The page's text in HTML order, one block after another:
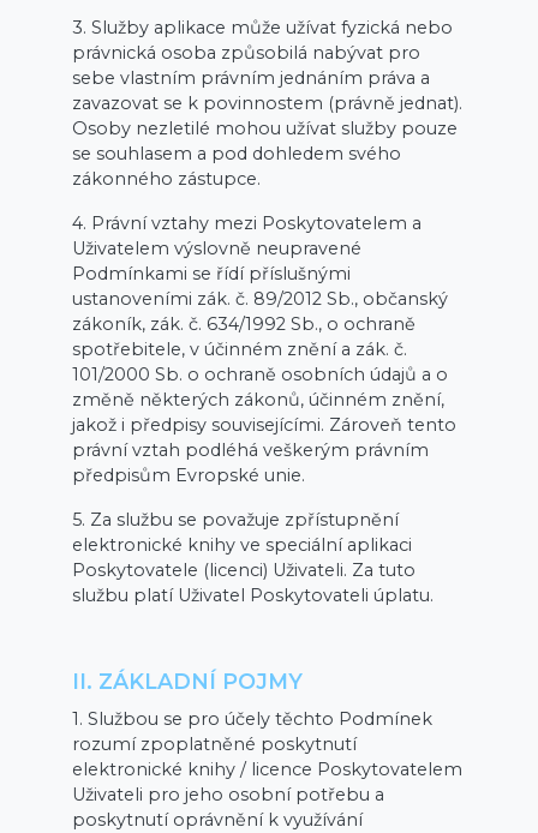
3. Služby aplikace může užívat fyzická nebo
právnická osoba způsobilá nabývat pro
sebe vlastním právním jednáním práva a
zavazovat se k povinnostem (právně jednat).
Osoby nezletilé mohou užívat služby pouze
se souhlasem a pod dohledem svého
zákonného zástupce.
4. Právní vztahy mezi Poskytovatelem a
Uživatelem výslovně neupravené
Podmínkami se řídí příslušnými
ustanoveními zák. č. 89/2012 Sb., občanský
zákoník, zák. č. 634/1992 Sb., o ochraně
spotřebitele, v účinném znění a zák. č.
101/2000 Sb. o ochraně osobních údajů a o
změně některých zákonů, účinném znění,
jakož i předpisy souvisejícími. Zároveň tento
právní vztah podléhá veškerým právním
předpisům Evropské unie.
5. Za službu se považuje zpřístupnění
elektronické knihy ve speciální aplikaci
Poskytovatele (licenci) Uživateli. Za tuto
službu platí Uživatel Poskytovateli úplatu.
II. ZÁKLADNÍ POJMY
1. Službou se pro účely těchto Podmínek
rozumí zpoplatněné poskytnutí
elektronické knihy / licence Poskytovatelem
Uživateli pro jeho osobní potřebu a
poskytnutí oprávnění k využívání